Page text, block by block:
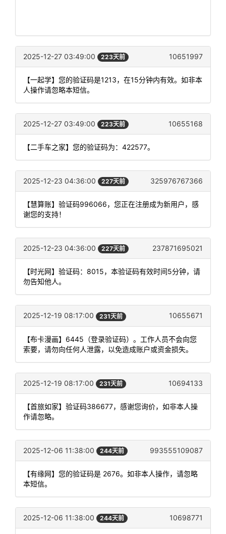
2025-12-27 03:49:00 223天前 10651997
【一起学】您的验证码是1213，在15分钟内有效。如非本
人操作请忽略本短信。
2025-12-27 03:49:00 223天前 10655168
【二手车之家】您的验证码为：422577。
2025-12-23 04:36:00 227天前 325976767366
【慧算账】验证码996066，您正在注册成为新用户，感
谢您的支持！
2025-12-23 04:36:00 227天前 237871695021
【时光网】验证码：8015，本验证码有效时间5分钟，请
勿告知他人。
2025-12-19 08:17:00 231天前 10655671
【布卡漫画】6445（登录验证码）。工作人员不会向您
索要，请勿向任何人泄露，以免造成账户或资金损失。
2025-12-19 08:17:00 231天前 10694133
【首旅如家】验证码386677，感谢您询价，如非本人操
作请忽略。
2025-12-06 11:38:00 244天前 993555109087
【有缘网】您的验证码是 2676。如非本人操作，请忽略
本短信。
2025-12-06 11:38:00 244天前 10698771